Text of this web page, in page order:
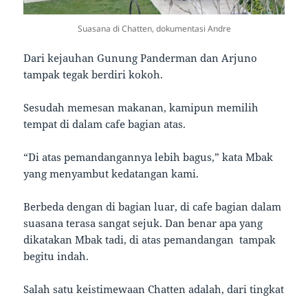
Suasana di Chatten, dokumentasi Andre
Dari kejauhan Gunung Panderman dan Arjuno
tampak tegak berdiri kokoh.
Sesudah memesan makanan, kamipun memilih
tempat di dalam cafe bagian atas.
“Di atas pemandangannya lebih bagus,” kata Mbak
yang menyambut kedatangan kami.
Berbeda dengan di bagian luar, di cafe bagian dalam
suasana terasa sangat sejuk. Dan benar apa yang
dikatakan Mbak tadi, di atas pemandangan tampak
begitu indah.
Salah satu keistimewaan Chatten adalah, dari tingkat